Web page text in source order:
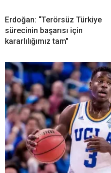
Erdoğan: “Terörsüz Türkiye
sürecinin başarısı için
kararlılığımız tam”